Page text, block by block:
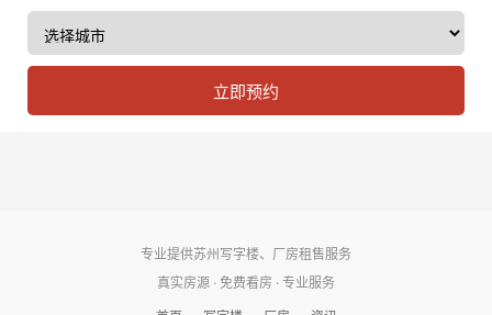
立即预约
专业提供苏州写字楼、厂房租售服务
真实房源 · 免费看房 · 专业服务